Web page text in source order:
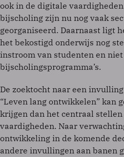
ook in de digitale
bijscholing zijn nu nog vaak
georganiseerd. Daarnaast ligt
het bekostigd onderwijs nog
instroom van studenten en
bijscholingsprogramma’s.
De zoektocht naar een
“Leven lang ontwikkelen” kan
krijgen dan het centraal
vaardigheden. Naar
ontwikkeling in de komende
andere invullingen aan banen